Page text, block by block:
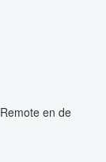
en de